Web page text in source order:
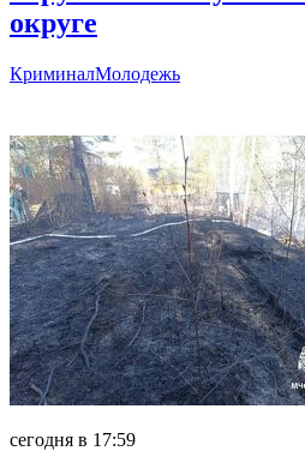
округе
КриминалМолодежь
сегодня в 17:59